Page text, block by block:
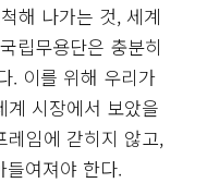
해 나가는 것, 세계
립무용단은 충분히
. 이를 위해 우리가
계 시장에서 보았을
레임에 갇히지 않고,
여져야 한다.